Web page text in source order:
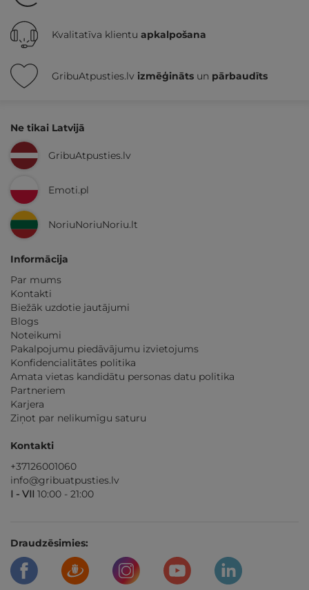
Kvalitatīva klientu apkalpošana
GribuAtpusties.lv izmēģināts un pārbaudīts
Ne tikai Latvijā
GribuAtpusties.lv
Emoti.pl
NoriuNoriuNoriu.lt
Informācija
Par mums
Kontakti
Biežāk uzdotie jautājumi
Blogs
Noteikumi
Pakalpojumu piedāvājumu izvietojums
Konfidencialitātes politika
Amata vietas kandidātu personas datu politika
Partneriem
Karjera
Ziņot par nelikumīgu saturu
Kontakti
+37126001060
info@gribuatpusties.lv
I - VII 10:00 - 21:00
Draudzēsimies: